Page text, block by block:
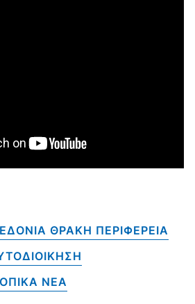
ΘΡΑΚΗ ΠΕΡΙΦΕΡΕΙΑ
NEA